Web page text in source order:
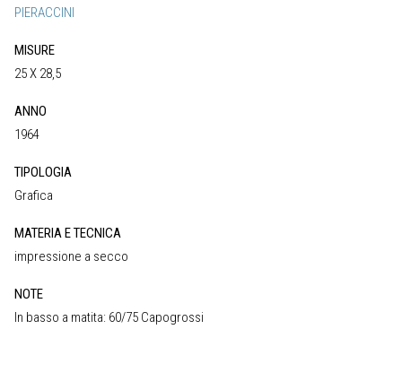
PIERACCINI
MISURE
25 X 28,5
ANNO
1964
TIPOLOGIA
Grafica
MATERIA E TECNICA
impressione a secco
NOTE
In basso a matita: 60/75 Capogrossi